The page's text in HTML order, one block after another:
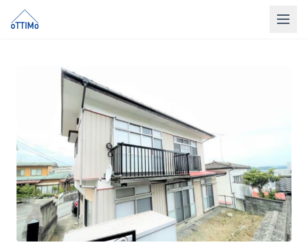
買取
リフォーム
会社概要
LINE相談